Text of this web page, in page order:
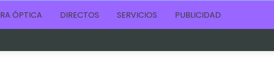
ÓPTICA DIRECTOS SERVICIOS PUBLICIDAD